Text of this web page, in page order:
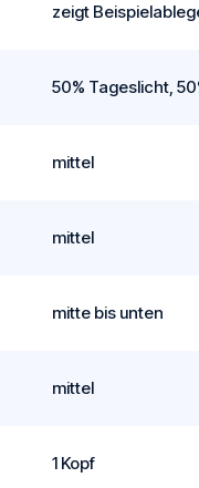
zeigt
50% Tageslicht,
mittel
mittel
mitte bis unten
mittel
1 Kopf